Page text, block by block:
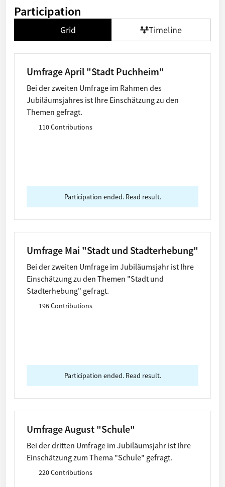
Participation
Grid Timeline
Umfrage April "Stadt Puchheim"
Bei der zweiten Umfrage im Rahmen des
Jubiläumsjahres ist Ihre Einschätzung zu den
Themen gefragt.
110 Contributions
Participation ended. Read result.
Umfrage Mai "Stadt und Stadterhebung"
Bei der zweiten Umfrage im Jubiläumsjahr ist Ihre
Einschätzung zu den Themen "Stadt und
Stadterhebung" gefragt.
196 Contributions
Participation ended. Read result.
Umfrage August "Schule"
Bei der dritten Umfrage im Jubiläumsjahr ist Ihre
Einschätzung zum Thema "Schule" gefragt.
220 Contributions